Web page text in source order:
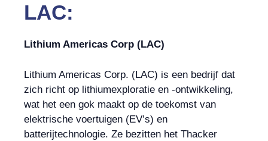
LAC:
Lithium Americas Corp (LAC)
Lithium Americas Corp. (LAC) is een bedrijf dat
zich richt op lithiumexploratie en -ontwikkeling,
wat het een gok maakt op de toekomst van
elektrische voertuigen (EV’s) en
batterijtechnologie. Ze bezitten het Thacker